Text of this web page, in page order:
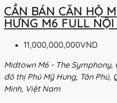
CẦN BÁN CĂN HỘ
HƯNG M6 FULL
11,000,000,000VND
Midtown M6 - The Symphony,
đô thị Phú Mỹ Hưng, Tân Phú,
Minh, Việt Nam